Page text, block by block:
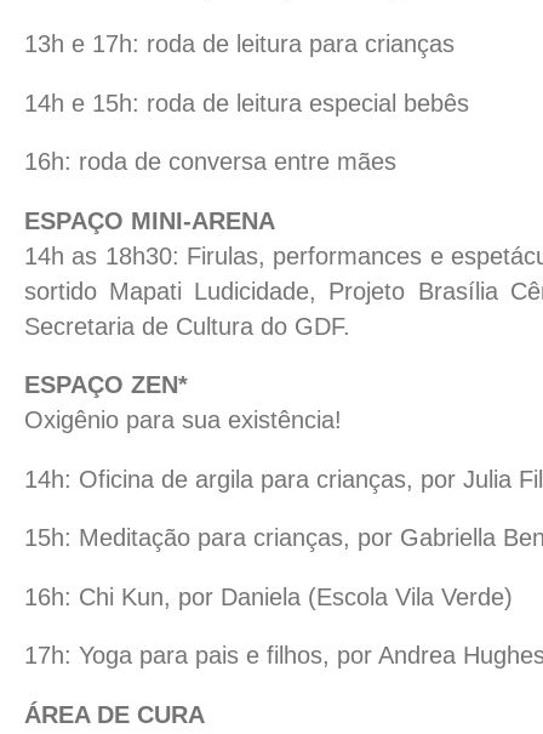
13h e 17h: roda de leitura para crianças
14h e 15h: roda de leitura especial bebês
16h: roda de conversa entre mães
ESPAÇO MINI-ARENA
14h as 18h30: Firulas, performances e
sortido Mapati Ludicidade, Projeto Brasília
Secretaria de Cultura do GDF.
ESPAÇO ZEN*
Oxigênio para sua existência!
14h: Oficina de argila para crianças, por Julia
15h: Meditação para crianças, por Gabriella
16h: Chi Kun, por Daniela (Escola Vila Verde)
17h: Yoga para pais e filhos, por Andrea
ÁREA DE CURA